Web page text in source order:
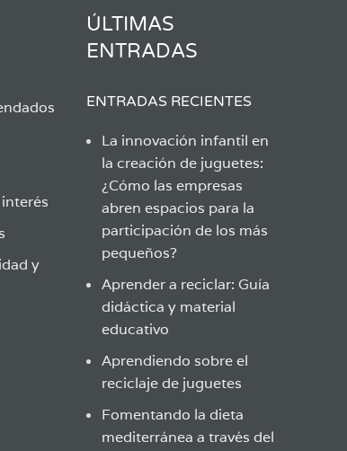
y
ÚLTIMAS
ENTRADAS
ENTRADAS RECIENTES
La innovación infantil en
la creación de juguetes:
¿Cómo las empresas
abren espacios para la
participación de los más
pequeños?
Aprender a reciclar: Guía
didáctica y material
educativo
Aprendiendo sobre el
reciclaje de juguetes
Fomentando la dieta
mediterránea a través del